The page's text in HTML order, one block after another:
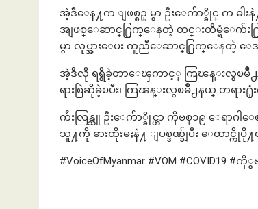
အဲ့ဒီေန႔က ျဖစ္စဥ္ မွာ ဦးေက်ာ္ခိုင္ က ဓါး
အျဖစ္ေဆာင္႐ြက္ေနတဲ့ တင္းတိမ္ရံေက်း႐ြ
မွာ လုပ္အားေပး ကူညီေဆာင္႐ြက္ေနတဲ့ ေဒ
အဲ့ဒီလို ရရွိခဲ့တာေၾကာင့္ ကြၽန္းလွၿမိဳ႕မ ရဲ
ရားစြဲဆိုခဲ့ၿပီး၊ ကြၽန္းလွၿမိဳ႕နယ္ တရား
က်ဴးလြန္သူ ဦးေက်ာ္ခိုင္ဟာ ကိုဗစ္၁၉ ေရာ
သူ႔ကို ဓားထိုးမႈနဲ႔ ျပစ္ဒဏ္ခ်ျပီး ေထာ
#VoiceOfMyanmar #VOM #COVID19